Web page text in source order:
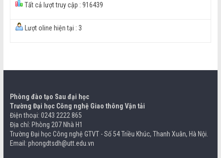
Tất cả lượt truy cập : 916439
Lượt oline hiện tại : 3
Phòng đào tạo Sau đại học
Trường Đại học Công nghệ Giao thông Vận tải
Điện thoại: 0243 2222 865
Địa chỉ: Phòng 207 Nhà H1
Trường Đại học Công nghệ GTVT - Số 54 Triều Khúc, Thanh Xuân, Hà Nội.
Email: phongdtsdh@utt.edu.vn